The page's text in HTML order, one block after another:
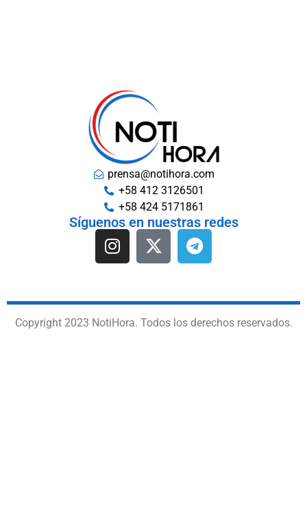
prensa@notihora.com
+58 412 3126501
+58 424 5171861
Síguenos en nuestras redes
Copyright 2023 NotiHora. Todos los derechos reservados.